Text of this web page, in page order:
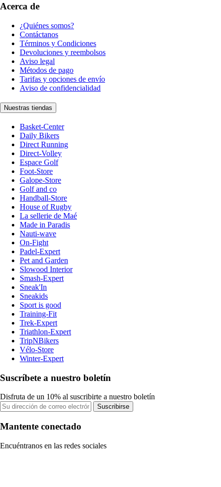
Acerca de
¿Quiénes somos?
Contáctanos
Términos y Condiciones
Devoluciones y reembolsos
Aviso legal
Métodos de pago
Tarifas y opciones de envío
Aviso de confidencialidad
Nuestras tiendas
Basket-Center
Daily Bikers
Direct Running
Direct-Volley
Espace Golf
Foot-Store
Galope-Store
Golf and co
Handball-Store
House of Rugby
La sellerie de Maé
Made in Paradis
Nauti-wave
On-Fight
Padel-Expert
Pet and Garden
Slowood Interior
Smash-Expert
Sneak'In
Sneakids
Sport is good
Training-Fit
Trek-Expert
Triathlon-Expert
TripNBikers
Vélo-Store
Winter-Expert
Suscríbete a nuestro boletín
Disfruta de un 10% al suscribirte a nuestro boletín
Suscribirse
Mantente conectado
Encuéntranos en las redes sociales